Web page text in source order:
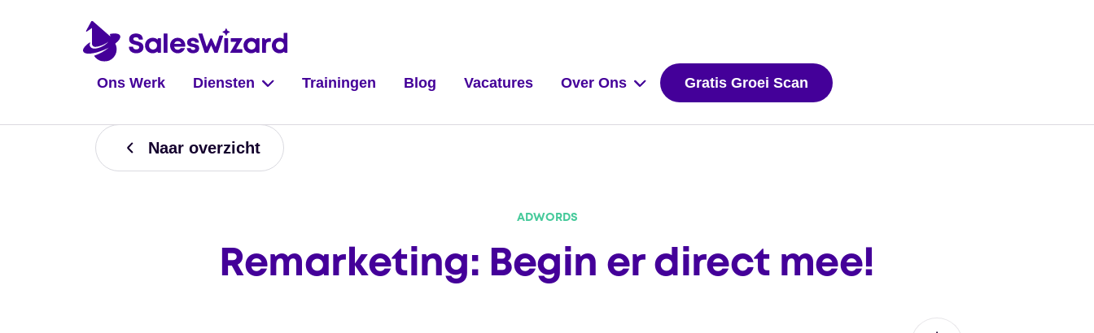
Ons Werk Diensten Trainingen Blog Vacatures Over Ons Gratis Groei Scan
Naar overzicht
ADWORDS
Remarketing: Begin er direct mee!